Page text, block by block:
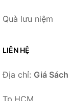
Quà lưu niệm
LIÊN HỆ
Địa chỉ: Giá Sách
Tp.HCM